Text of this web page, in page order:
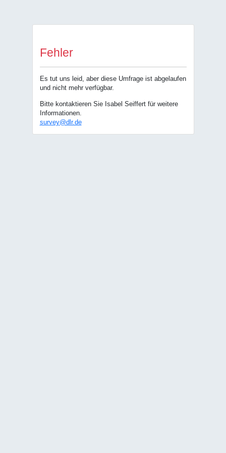
Fehler
Es tut uns leid, aber diese Umfrage ist abgelaufen
und nicht mehr verfügbar.
Bitte kontaktieren Sie Isabel Seiffert für weitere
Informationen.
survey@dlr.de